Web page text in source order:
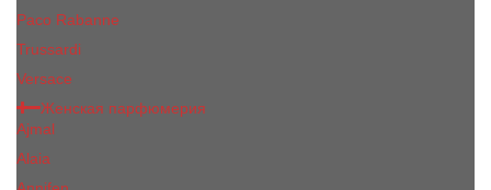
Paco Rabanne
Trussardi
Versace
Женская парфюмерия
Ajmal
Alaia